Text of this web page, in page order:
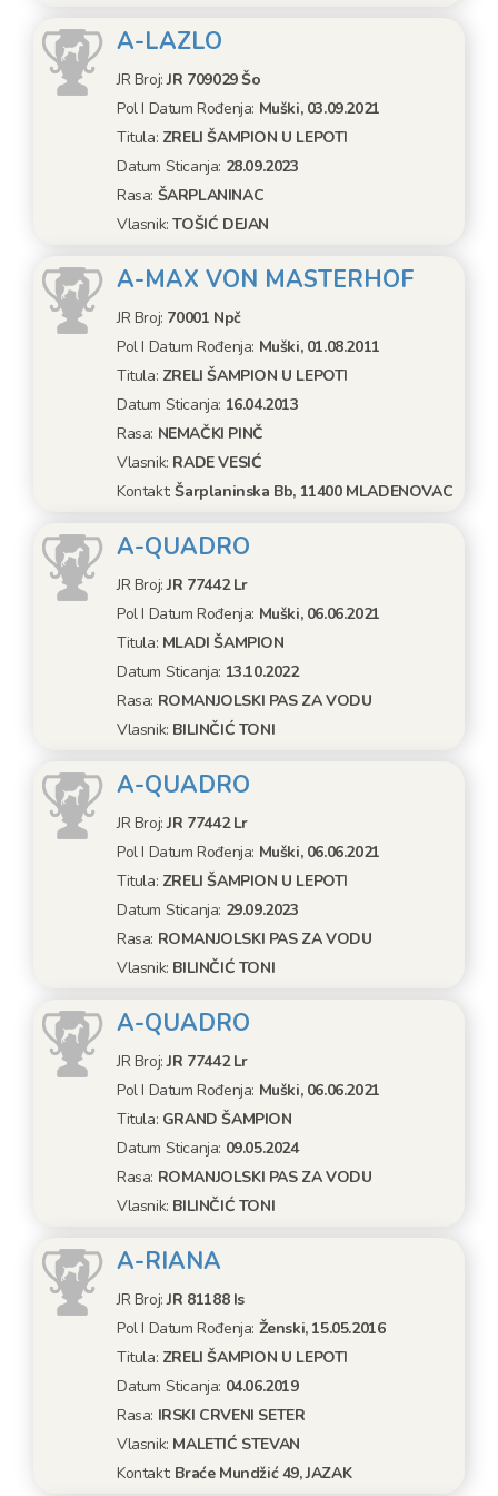
A-LAZLO
JR Broj:JR 709029 Šo
Pol I Datum Rođenja: Muški, 03.09.2021
Titula: ZRELI ŠAMPION U LEPOTI
Datum Sticanja: 28.09.2023
Rasa: ŠARPLANINAC
Vlasnik:TOŠIĆ DEJAN
A-MAX VON MASTERHOF
JR Broj: 70001 Npč
Pol I Datum Rođenja: Muški, 01.08.2011
Titula: ZRELI ŠAMPION U LEPOTI
Datum Sticanja: 16.04.2013
Rasa: NEMAČKI PINČ
Vlasnik: RADE VESIĆ
Kontakt:Šarplaninska Bb, 11400 MLADENOVAC
A-QUADRO
JR Broj:JR 77442 Lr
Pol I Datum Rođenja: Muški, 06.06.2021
Titula: MLADI ŠAMPION
Datum Sticanja: 13.10.2022
Rasa: ROMANJOLSKI PAS ZA VODU
Vlasnik: BILINČIĆ TONI
A-QUADRO
JR Broj:JR 77442 Lr
Pol I Datum Rođenja: Muški, 06.06.2021
Titula: ZRELI ŠAMPION U LEPOTI
Datum Sticanja: 29.09.2023
Rasa: ROMANJOLSKI PAS ZA VODU
Vlasnik: BILINČIĆ TONI
A-QUADRO
JR Broj:JR 77442 Lr
Pol I Datum Rođenja: Muški, 06.06.2021
Titula: GRAND ŠAMPION
Datum Sticanja: 09.05.2024
Rasa: ROMANJOLSKI PAS ZA VODU
Vlasnik: BILINČIĆ TONI
A-RIANA
JR Broj:JR 81188 Is
Pol I Datum Rođenja: Ženski, 15.05.2016
Titula: ZRELI ŠAMPION U LEPOTI
Datum Sticanja: 04.06.2019
Rasa: IRSKI CRVENI SETER
Vlasnik: MALETIĆ STEVAN
Kontakt: Braće Mundžić 49, JAZAK